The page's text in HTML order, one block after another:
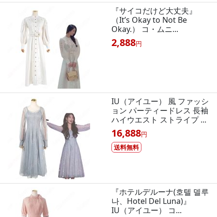
『サイコだけど大丈夫』
（It’s Okay to Not Be
Okay.） コ・ムニ...
2,888円
IU（アイユー） 風 ファッシ
ョン パーティードレス 長袖
ハイウエスト ストライプ ...
16,888円
送料無料
『ホテルデルーナ(호텔 델루
나、Hotel Del Luna)』
IU（アイユー） コ...